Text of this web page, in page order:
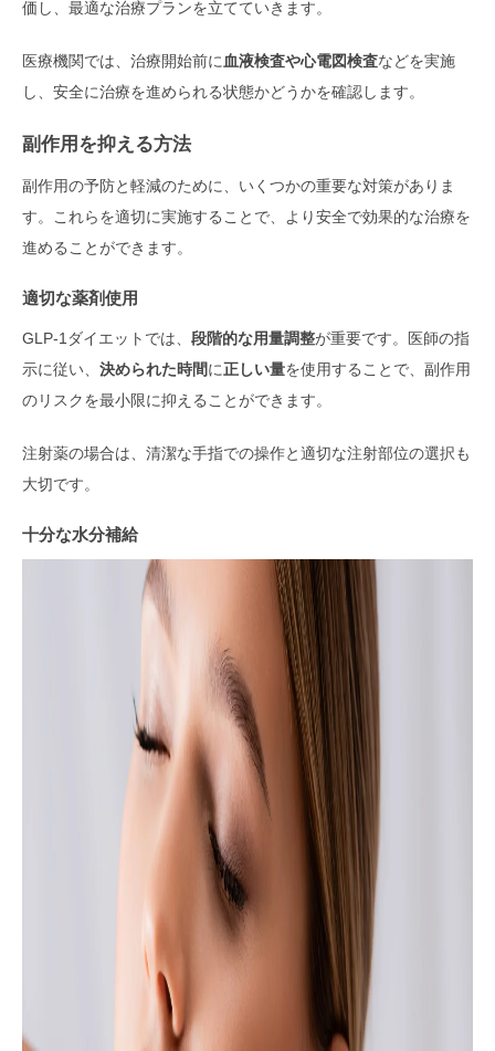
価し、最適な治療プランを立てていきます。
医療機関では、治療開始前に 血液検査や心電図検査などを実施
し、安全に治療を進められる状態かどうかを確認します。
副作用を抑える方法
副作用の予防と軽減のために、いくつかの重要な対策がありま
す。これらを適切に実施することで、より安全で効果的な治療を
進めることができます。
適切な薬剤使用
GLP-1ダイエットでは、 段階的な用量調整が重要です。医師の指
示に従い、 決められた時間に正しい量を使用することで、副作用
のリスクを最小限に抑えることができます。
注射薬の場合は、清潔な手指での操作と適切な注射部位の選択も
大切です。
十分な水分補給